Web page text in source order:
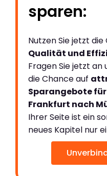
sparen:
Nutzen Sie jetzt
Qualität und
Fragen Sie jetzt an
die Chance auf
Sparangebote
Frankfurt nach
Ihrer Seite ist ein
neues Kapitel nur